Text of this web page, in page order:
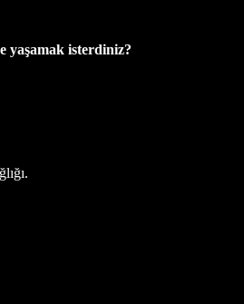
yaşamak isterdiniz?